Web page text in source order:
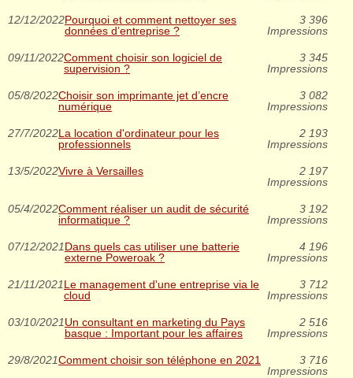
12/12/2022Pourquoi et comment nettoyer ses
données d’entreprise ?
3 396
Impressions
09/11/2022Comment choisir son logiciel de
supervision ?
3 345
Impressions
05/8/2022Choisir son imprimante jet d’encre
numérique
3 082
Impressions
27/7/2022La location d'ordinateur pour les
professionnels
2 193
Impressions
13/5/2022Vivre à Versailles
2 197
Impressions
05/4/2022Comment réaliser un audit de sécurité
informatique ?
3 192
Impressions
07/12/2021Dans quels cas utiliser une batterie
externe Poweroak ?
4 196
Impressions
21/11/2021Le management d'une entreprise via le
cloud
3 712
Impressions
03/10/2021Un consultant en marketing du Pays
basque : Important pour les affaires
2 516
Impressions
29/8/2021Comment choisir son téléphone en 2021
3 716
Impressions